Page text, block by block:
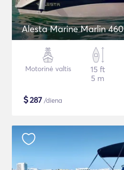
Alesta Marine Marlin 460
Motorinė valtis
15 ft
5 m
$287 /diena